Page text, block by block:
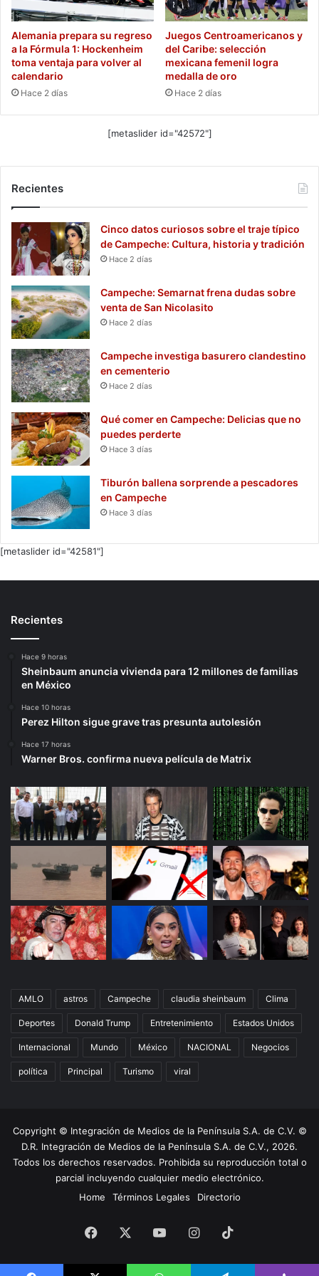
Alemania prepara su regreso
a la Fórmula 1: Hockenheim
toma ventaja para volver al
calendario
Hace 2 días
Juegos Centroamericanos y
del Caribe: selección
mexicana femenil logra
medalla de oro
Hace 2 días
[metaslider id="42572"]
Recientes
Cinco datos curiosos sobre el traje típico
de Campeche: Cultura, historia y tradición
Hace 2 días
Campeche: Semarnat frena dudas sobre
venta de San Nicolasito
Hace 2 días
Campeche investiga basurero clandestino
en cementerio
Hace 2 días
Qué comer en Campeche: Delicias que no
puedes perderte
Hace 3 días
Tiburón ballena sorprende a pescadores
en Campeche
Hace 3 días
[metaslider id="42581"]
Recientes
Hace 9 horas
Sheinbaum anuncia vivienda para 12 millones de familias
en México
Hace 10 horas
Perez Hilton sigue grave tras presunta autolesión
Hace 17 horas
Warner Bros. confirma nueva película de Matrix
AMLO astros Campeche claudia sheinbaum Clima
Deportes Donald Trump Entretenimiento Estados Unidos
Internacional Mundo México NACIONAL Negocios
política Principal Turismo viral
Copyright © Integración de Medios de la Península S.A. de C.V. ©
D.R. Integración de Medios de la Península S.A. de C.V., 2026.
Todos los derechos reservados. Prohibida su reproducción total o
parcial incluyendo cualquier medio electrónico.
Home
Términos Legales Directorio
Facebook YouTubeInstagram